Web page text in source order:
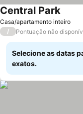
Casa/apartamento inteiro
Central Park
/ Pontuação não
Selecione as datas
exatos.